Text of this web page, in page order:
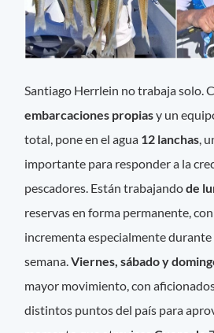
Santiago Herrlein no trabaja solo.
embarcaciones propiasy un
total, pone en el agua 12 lanchas,
importante para responder a la
pescadores. Están trabajandode
reservas en forma permanente,
incrementa especialmente durante
semana.Viernes, sábado y
mayor movimiento, con
distintos puntos del país para